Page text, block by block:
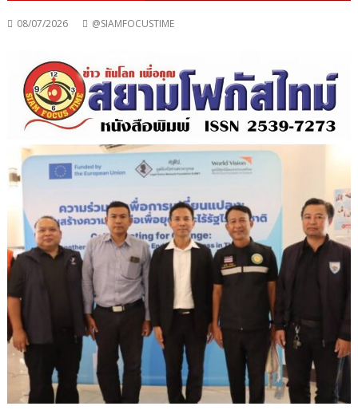
08/07/2026 @SIAMFOCUSTIME